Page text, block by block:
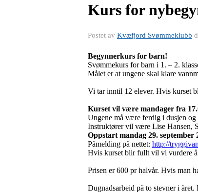
Kurs for
Postet av Kvæfjord Svømmeklubb
Begynnerkurs for barn!
Svømmekurs for barn i 1. – 2.
Målet er at ungene skal klare
Vi tar inntil 12 elever. Hvis kurset
Kurset vil være mandager fra
Ungene må være ferdig i dusjen
Instruktører vil være Lise Hansen,
Oppstart mandag 29. september
Påmelding på nettet: http://
Hvis kurset blir fullt vil vi vurdere å
Prisen er 600 pr halvår. Hvis man
Dugnadsarbeid på to stevner i